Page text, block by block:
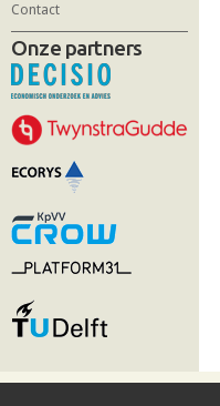
Contact
Onze partners